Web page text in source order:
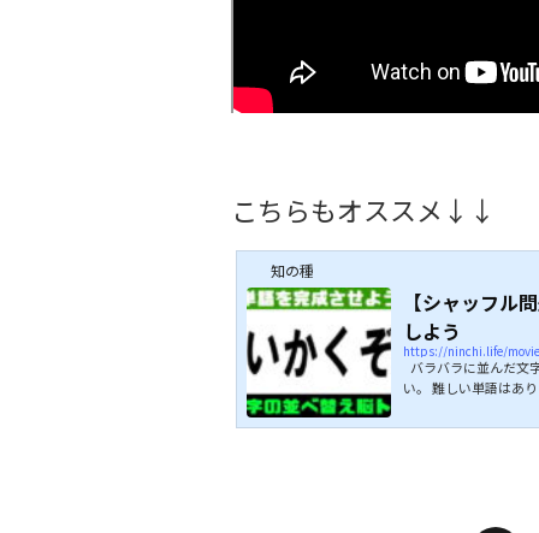
こちらもオススメ↓↓
知の種
【シャッフル
しよう
https://ninchi.life/
バラバラに並んだ文
い。 難しい単語はあ
正解目指してぜひチ